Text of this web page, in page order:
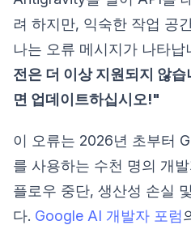
려 하지만, 익숙한 작업 공
나는 오류 메시지가 나타납
전은 더 이상 지원되지 않
면 업데이트하십시오!"
이 오류는 2026년 초부터
를 사용하는 수천 명의 개
플로우 중단, 생산성 손실
다. Google AI 개발자 포럼